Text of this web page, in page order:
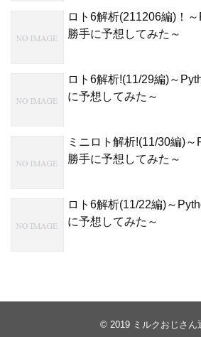
ロト6解析(211206編)！
勝手に予想してみた～
ロト6解析!(11/29編)～
に予想してみた～
ミニロト解析!(11/30編)
勝手に予想してみた～
ロト6解析(11/22編)～
に予想してみた～
© 2019 ミルクおじさん